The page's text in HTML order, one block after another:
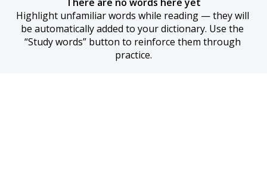
Highlight unfamiliar words while reading — they will
be automatically added to your dictionary. Use the
“Study words” button to reinforce them through
practice.